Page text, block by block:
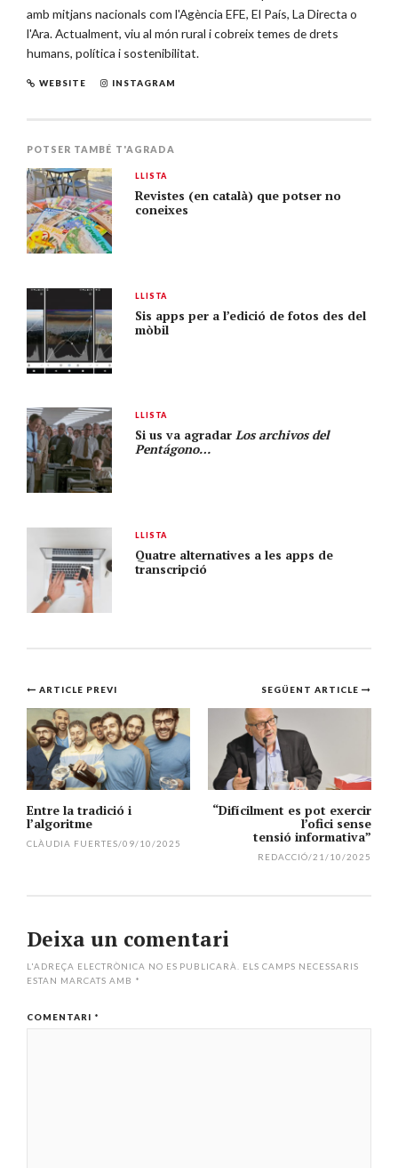
amb mitjans nacionals com l'Agència EFE, El País, La Directa o
l'Ara. Actualment, viu al món rural i cobreix temes de drets
humans, política i sostenibilitat.
WEBSITE INSTAGRAM
POTSER TAMBÉ T'AGRADA
LLISTA
Revistes (en català) que potser no
coneixes
LLISTA
Sis apps per a l’edició de fotos des del
mòbil
LLISTA
Si us va agradarLos archivos del
Pentágono…
LLISTA
Quatre alternatives a les apps de
transcripció
Navegació
per
l'article
SEGÜENT ARTICLE
“Difícilment es pot exercir
l’ofici sense
tensió informativa”
REDACCIÓ/21/10/2025
ARTICLE PREVI
Entre la tradició i
l’algoritme
CLÀUDIA FUERTES/09/10/2025
Deixa un comentari
L'ADREÇA ELECTRÒNICA NO ES PUBLICARÀ.
ELS CAMPS NECESSARIS
ESTAN MARCATS AMB *
COMENTARI *